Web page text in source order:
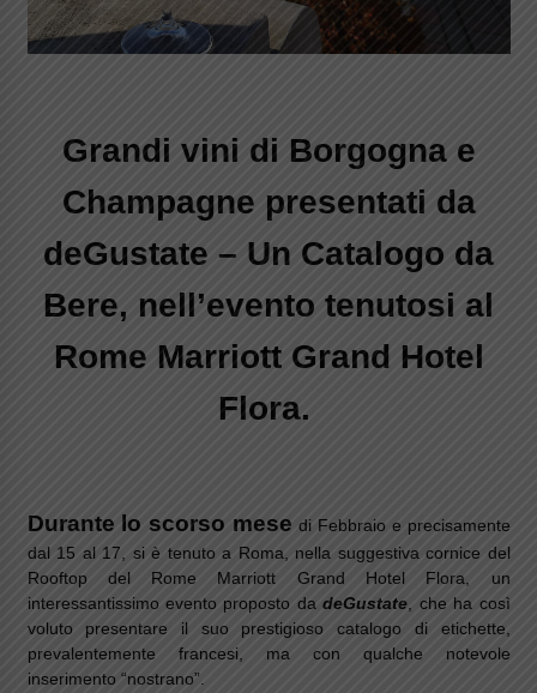
Grandi vini di Borgogna e
Champagne presentati da
deGustate – Un Catalogo da
Bere, nell’evento tenutosi al
Rome Marriott Grand Hotel
Flora.
Durante lo scorso mese di Febbraio e precisamente
dal 15 al 17, si è tenuto a Roma, nella suggestiva cornice del
Rooftop del Rome Marriott Grand Hotel Flora, un
interessantissimo evento proposto dadeGustate, che ha così
voluto presentare il suo prestigioso catalogo di etichette,
prevalentemente francesi, ma con qualche notevole
inserimento “nostrano”.